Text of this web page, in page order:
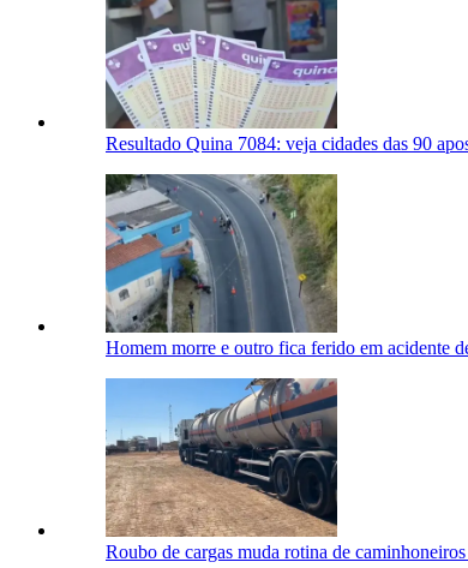
Resultado Quina 7084: veja cidades das 90
Homem morre e outro fica ferido em acidente
Roubo de cargas muda rotina de